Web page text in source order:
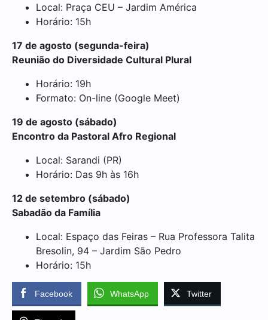
Local: Praça CEU – Jardim América
Horário: 15h
17 de agosto (segunda-feira)
Reunião do Diversidade Cultural Plural
Horário: 19h
Formato: On-line (Google Meet)
19 de agosto (sábado)
Encontro da Pastoral Afro Regional
Local: Sarandi (PR)
Horário: Das 9h às 16h
12 de setembro (sábado)
Sabadão da Família
Local: Espaço das Feiras – Rua Professora Talita
Bresolin, 94 – Jardim São Pedro
Horário: 15h
Facebook WhatsApp Twitter